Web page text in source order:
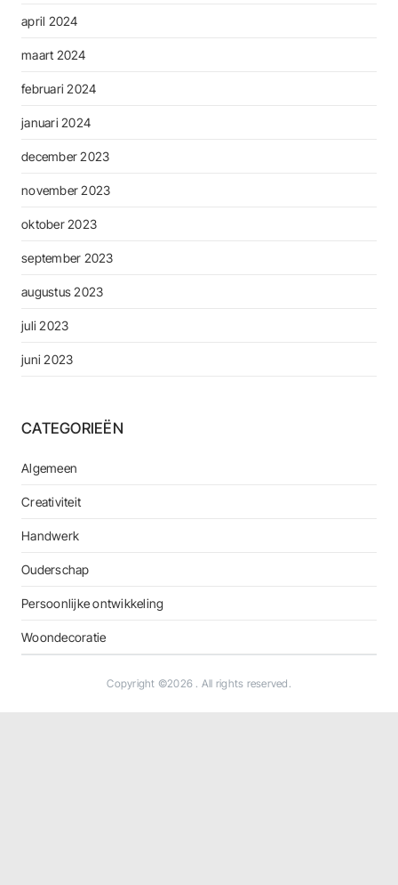
april 2024
maart 2024
februari 2024
januari 2024
december 2023
november 2023
oktober 2023
september 2023
augustus 2023
juli 2023
juni 2023
CATEGORIEËN
Algemeen
Creativiteit
Handwerk
Ouderschap
Persoonlijke ontwikkeling
Woondecoratie
Copyright ©2026 . All rights reserved.